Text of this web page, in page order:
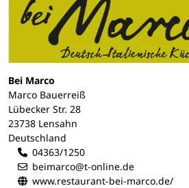
Bei Marco
Marco Bauerreiß
Lübecker Str. 28
23738 Lensahn
Deutschland
04363/1250
beimarco@t-online.de
www.restaurant-bei-marco.de/